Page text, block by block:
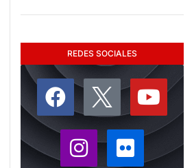
REDES SOCIALES